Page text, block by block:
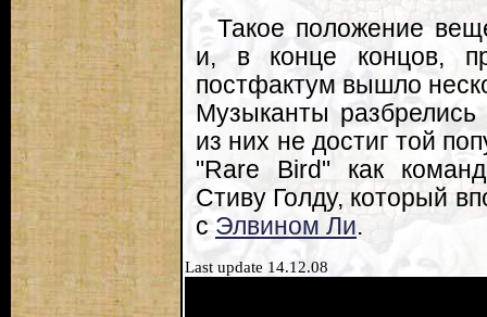
Такое положение
и, в конце концов,
постфактум вышло
Музыканты
из них не достиг той
"Rare Bird" как
Стиву Голду, который
с Элвином Ли.
Last update 14.12.08